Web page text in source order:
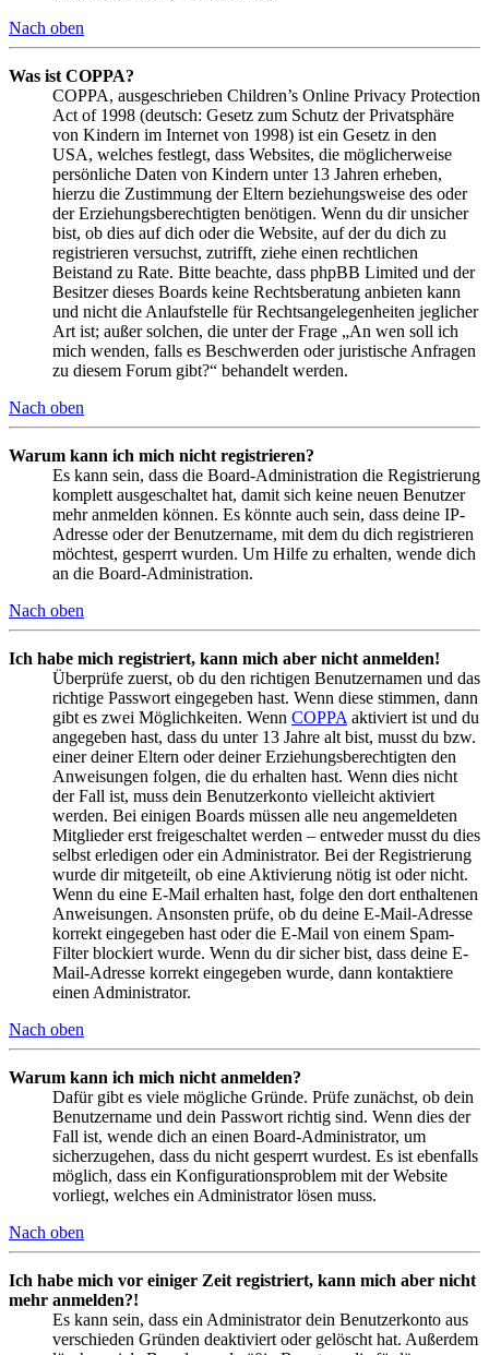
Nach oben
Was ist COPPA?
COPPA, ausgeschrieben Children’s Online Privacy Protection
Act of 1998 (deutsch: Gesetz zum Schutz der Privatsphäre
von Kindern im Internet von 1998) ist ein Gesetz in den
USA, welches festlegt, dass Websites, die möglicherweise
persönliche Daten von Kindern unter 13 Jahren erheben,
hierzu die Zustimmung der Eltern beziehungsweise des oder
der Erziehungsberechtigten benötigen. Wenn du dir unsicher
bist, ob dies auf dich oder die Website, auf der du dich zu
registrieren versuchst, zutrifft, ziehe einen rechtlichen
Beistand zu Rate. Bitte beachte, dass phpBB Limited und der
Besitzer dieses Boards keine Rechtsberatung anbieten kann
und nicht die Anlaufstelle für Rechtsangelegenheiten jeglicher
Art ist; außer solchen, die unter der Frage „An wen soll ich
mich wenden, falls es Beschwerden oder juristische Anfragen
zu diesem Forum gibt?“ behandelt werden.
Nach oben
Warum kann ich mich nicht registrieren?
Es kann sein, dass die Board-Administration die Registrierung
komplett ausgeschaltet hat, damit sich keine neuen Benutzer
mehr anmelden können. Es könnte auch sein, dass deine IP-
Adresse oder der Benutzername, mit dem du dich registrieren
möchtest, gesperrt wurden. Um Hilfe zu erhalten, wende dich
an die Board-Administration.
Nach oben
Ich habe mich registriert, kann mich aber nicht anmelden!
Überprüfe zuerst, ob du den richtigen Benutzernamen und das
richtige Passwort eingegeben hast. Wenn diese stimmen, dann
gibt es zwei Möglichkeiten. Wenn COPPA aktiviert ist und du
angegeben hast, dass du unter 13 Jahre alt bist, musst du bzw.
einer deiner Eltern oder deiner Erziehungsberechtigten den
Anweisungen folgen, die du erhalten hast. Wenn dies nicht
der Fall ist, muss dein Benutzerkonto vielleicht aktiviert
werden. Bei einigen Boards müssen alle neu angemeldeten
Mitglieder erst freigeschaltet werden – entweder musst du dies
selbst erledigen oder ein Administrator. Bei der Registrierung
wurde dir mitgeteilt, ob eine Aktivierung nötig ist oder nicht.
Wenn du eine E-Mail erhalten hast, folge den dort enthaltenen
Anweisungen. Ansonsten prüfe, ob du deine E-Mail-Adresse
korrekt eingegeben hast oder die E-Mail von einem Spam-
Filter blockiert wurde. Wenn du dir sicher bist, dass deine E-
Mail-Adresse korrekt eingegeben wurde, dann kontaktiere
einen Administrator.
Nach oben
Warum kann ich mich nicht anmelden?
Dafür gibt es viele mögliche Gründe. Prüfe zunächst, ob dein
Benutzername und dein Passwort richtig sind. Wenn dies der
Fall ist, wende dich an einen Board-Administrator, um
sicherzugehen, dass du nicht gesperrt wurdest. Es ist ebenfalls
möglich, dass ein Konfigurationsproblem mit der Website
vorliegt, welches ein Administrator lösen muss.
Nach oben
Ich habe mich vor einiger Zeit registriert, kann mich aber nicht
mehr anmelden?!
Es kann sein, dass ein Administrator dein Benutzerkonto aus
verschieden Gründen deaktiviert oder gelöscht hat. Außerdem